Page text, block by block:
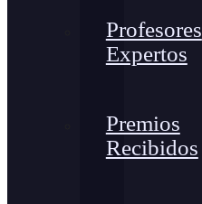
Profesores
Expertos
Premios
Recibidos